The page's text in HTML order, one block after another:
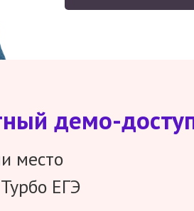
демо-
место
ЕГЭ